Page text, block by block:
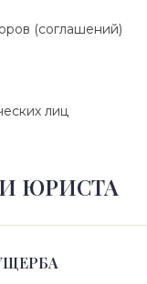
(соглашений)
лиц
ЮРИСТА